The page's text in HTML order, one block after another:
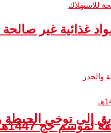
إلى توخي الحيطة